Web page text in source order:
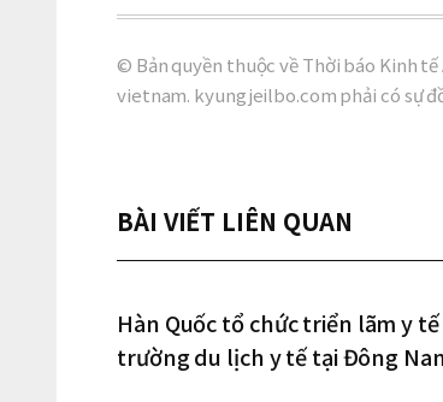
© Bản quyền thuộc về Thời báo Kinh
vietnam. kyungjeilbo.com phải có sự
BÀI VIẾT LIÊN QUAN
Hàn Quốc tổ chức triển lãm y
trường du lịch y tế tại Đông